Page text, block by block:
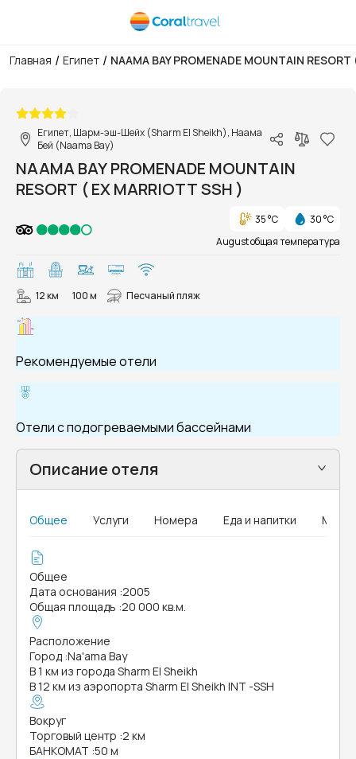
Главная / Египет / NAAMA BAY PROMENADE MOUNTAIN
Египет, Шарм-эш-Шейх (Sharm El Sheikh), Наама
Бей (Naama Bay)
NAAMA BAY PROMENADE MOUNTAIN
RESORT ( EX MARRIOTT SSH )
35 °C
30 °C
August общая температура
12 км 100 м Песчаный пляж
Рекомендуемые отели
Отели с подогреваемыми бассейнами
Описание отеля
Общее Услуги Номера Еда и напитки MICE
Общее
Дата основания :2005
Общая площадь :20 000 кв.м.
Расположение
Город :Na'ama Bay
В 1 км из города Sharm El Sheikh
В 12 км из аэропорта Sharm El Sheikh INT -SSH
Вокруг
Торговый центр :2 км
БАНКОМАТ :50 м